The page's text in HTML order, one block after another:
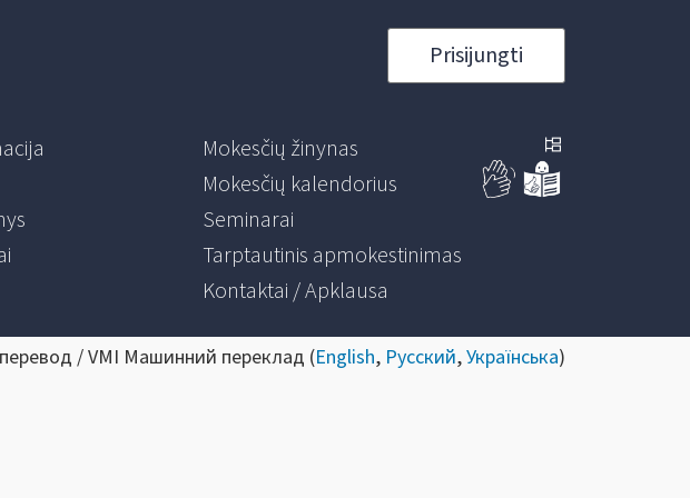
Prisijungti
Mokesčių žinynas
Mokesčių kalendorius
Seminarai
Tarptautinis apmokestinimas
Kontaktai / Apklausa
/ VMI Машинний переклад (English, Русский,Українська)